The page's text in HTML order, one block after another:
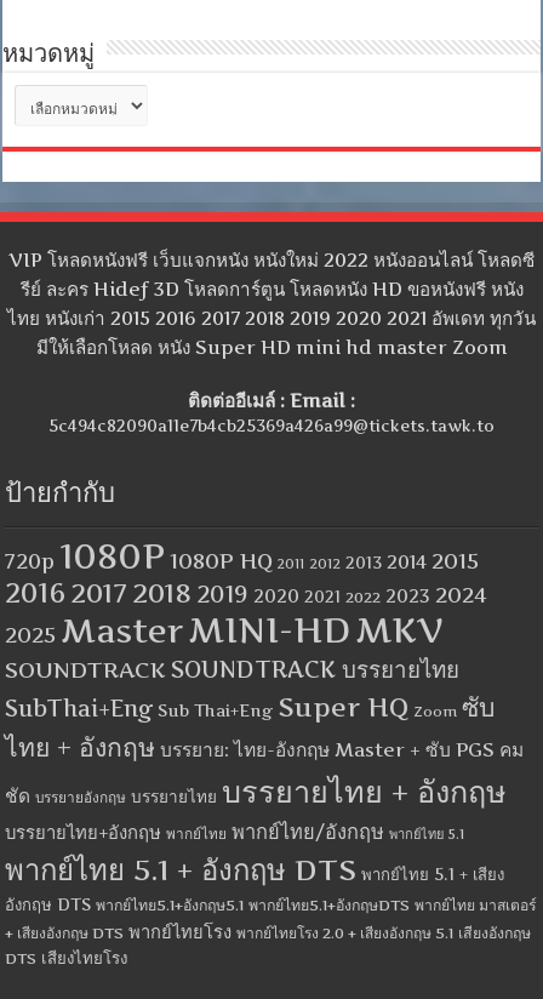
หมวดหมู่
หมู่
VIP โหลดหนังฟรี เว็บแจกหนัง หนังใหม่ 2022 หนังออนไลน์ โหลดซี
รีย์ ละคร Hidef 3D โหลดการ์ตูน โหลดหนัง HD ขอหนังฟรี หนัง
ไทย หนังเก่า 2015 2016 2017 2018 2019 2020 2021 อัพเดท ทุกวัน
มีให้เลือกโหลด หนัง Super HD mini hd master Zoom
ติดต่ออีเมล์ : Email :
5c494c82090a11e7b4cb25369a426a99@tickets.tawk.to
ป้ายกำกับ
720p 1080P 1080P HQ 2011 2012 2013 2014 2015
2016 2017 2018 2019 2020 2021 2022 2023 2024
2025 MasterMINI-HDMKV
SOUNDTRACK SOUNDTRACK บรรยายไทย
SubThai+Eng Sub Thai+Eng Super HQ Zoom ซับ
ไทย + อังกฤษ บรรยาย: ไทย-อังกฤษ Master + ซับ PGS คม
ชัด บรรยายอังกฤษ บรรยายไทย บรรยายไทย + อังกฤษ
บรรยายไทย+อังกฤษ พากย์ไทย พากย์ไทย/อังกฤษ พากย์ไทย 5.1
พากย์ไทย 5.1 + อังกฤษ DTS พากย์ไทย 5.1 + เสียง
อังกฤษ DTS พากย์ไทย5.1+อังกฤษ5.1 พากย์ไทย5.1+อังกฤษDTS พากย์ไทย มาสเตอร์
+ เสียงอังกฤษ DTS พากย์ไทยโรง พากย์ไทยโรง 2.0 + เสียงอังกฤษ 5.1 เสียงอังกฤษ
DTS เสียงไทยโรง